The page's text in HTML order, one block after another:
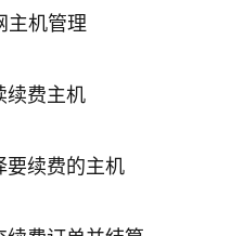
主机管理
续费主机
要续费的主机